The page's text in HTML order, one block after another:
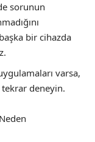
sorunun
bir cihazda
varsa,
tekrar deneyin.